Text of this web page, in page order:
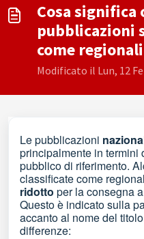
Cosa significa
pubblicazioni
come
Modificato il Lun, 12
Le pubblicazioni
principalmente in termini
pubblico di riferimento.
classificate come
ridotto per la consegna
Questo è indicato sulla
accanto al nome del
differenze: